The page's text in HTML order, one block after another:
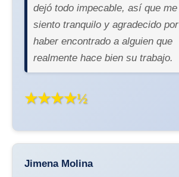
dejó todo impecable, así que me
siento tranquilo y agradecido por
haber encontrado a alguien que
realmente hace bien su trabajo.
★★★★½
Jimena Molina